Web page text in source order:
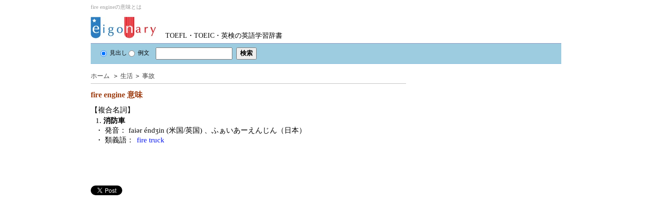
fire engineの意味とは
TOEFL・TOEIC・英検の英語学習辞書
見出し 例文
ホーム ＞ 生活 ＞ 事故
fire engine 意味
【複合名詞】
1. 消防車
・ 発音：
faiər éndʒin (米国/英国)
、ふぁいあーえんじん（日本）
・ 類義語：
fire truck